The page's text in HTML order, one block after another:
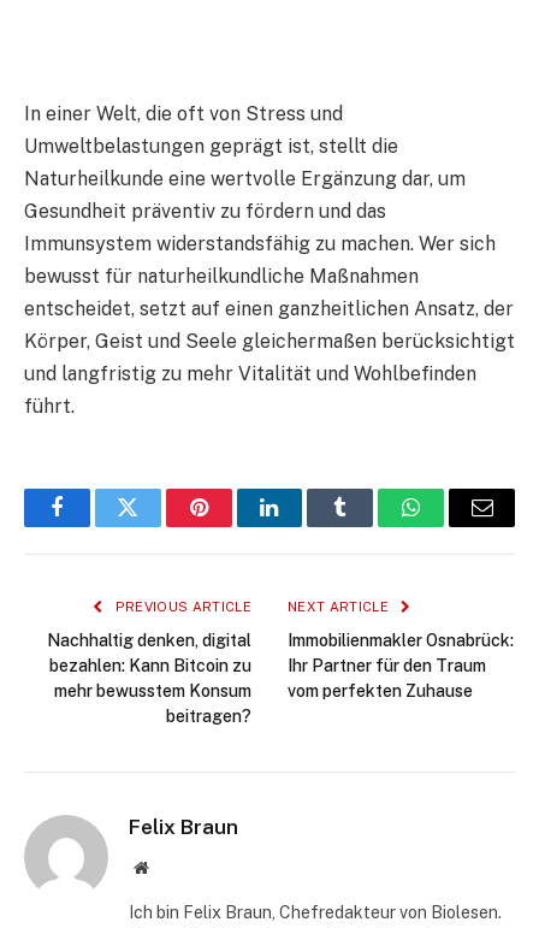
In einer Welt, die oft von Stress und
Umweltbelastungen geprägt ist, stellt die
Naturheilkunde eine wertvolle Ergänzung dar, um
Gesundheit präventiv zu fördern und das
Immunsystem widerstandsfähig zu machen. Wer sich
bewusst für naturheilkundliche Maßnahmen
entscheidet, setzt auf einen ganzheitlichen Ansatz, der
Körper, Geist und Seele gleichermaßen berücksichtigt
und langfristig zu mehr Vitalität und Wohlbefinden
führt.
FacebookTwitter PinterestLinkedInTumblr WhatsAppEmail
PREVIOUS ARTICLE
Nachhaltig denken, digital
bezahlen: Kann Bitcoin zu
mehr bewusstem Konsum
beitragen?
NEXT ARTICLE
Immobilienmakler Osnabrück:
Ihr Partner für den Traum
vom perfekten Zuhause
Felix Braun
Website
Ich bin Felix Braun, Chefredakteur von Biolesen.